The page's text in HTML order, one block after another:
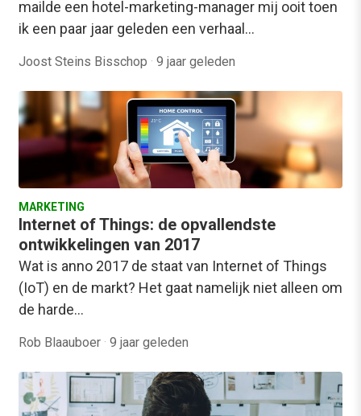
mailde een hotel-marketing-manager mij ooit toen
ik een paar jaar geleden een verhaal…
Joost Steins Bisschop · 9 jaar geleden
MARKETING
Internet of Things: de opvallendste
ontwikkelingen van 2017
Wat is anno 2017 de staat van Internet of Things
(IoT) en de markt? Het gaat namelijk niet alleen om
de harde…
Rob Blaauboer · 9 jaar geleden